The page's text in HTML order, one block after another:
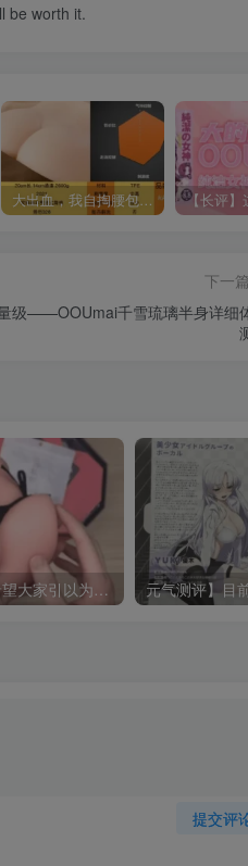
be worth it.
大出血，我自掏腰包给大家带来——KAGUYANO新品蜂蜜芥末酱倔强款测评
下一篇
量级——OOUmai千雪琉璃半身详细
【用户投稿】希望大家引以为戒——KAGUYANO番茄酱布丁版臀模
提交评